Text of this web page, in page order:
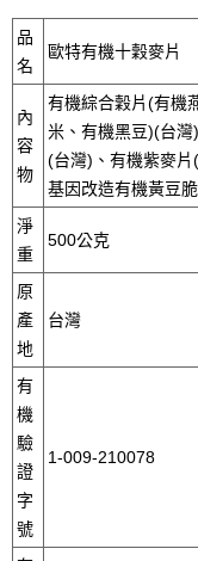
品
名
歐特有機十穀麥片
內
容
物
有機綜合穀片(有機
米、有機黑豆)(台
(台灣)、有機紫麥
基因改造有機黃豆
淨
重
500公克
原
產
地
台灣
有
機
驗
證
字
號
1-009-210078